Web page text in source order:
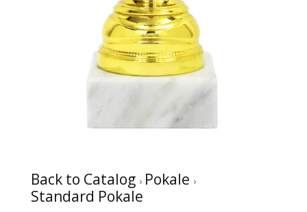
Back to Catalog Pokale
Standard Pokale